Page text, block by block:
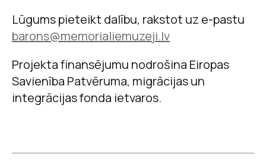
Lūgums pieteikt dalību, rakstot uz e-pastu
barons@memorialiemuzeji.lv
Projekta finansējumu nodrošina Eiropas
Savienība Patvēruma, migrācijas un
integrācijas fonda ietvaros.